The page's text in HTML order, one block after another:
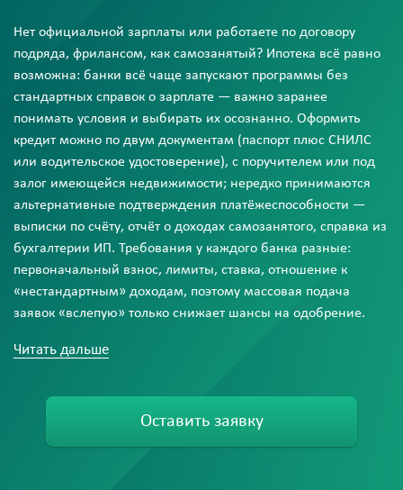
Нет официальной зарплаты или работаете по договору
подряда, фрилансом, как самозанятый? Ипотека всё равно
возможна: банки всё чаще запускают программы без
стандартных справок о зарплате — важно заранее
понимать условия и выбирать их осознанно. Оформить
кредит можно по двум документам (паспорт плюс СНИЛС
или водительское удостоверение), с поручителем или под
залог имеющейся недвижимости; нередко принимаются
альтернативные подтверждения платёжеспособности —
выписки по счёту, отчёт о доходах самозанятого, справка из
бухгалтерии ИП. Требования у каждого банка разные:
первоначальный взнос, лимиты, ставка, отношение к
«нестандартным» доходам, поэтому массовая подача
заявок «вслепую» только снижает шансы на одобрение.
Команда кредитного брокера LionCredit работает с
прозрачной ставкой без скрытых условий. Мы подберём
Читать дальше
Оставить заявку